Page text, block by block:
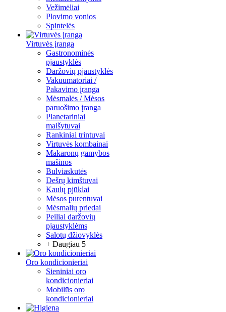
Vežimėliai
Plovimo vonios
Spintelės
Virtuvės įranga
Gastronominės
pjaustyklės
Daržovių pjaustyklės
Vakuumatoriai /
Pakavimo įranga
Mėsmalės / Mėsos
paruošimo įranga
Planetariniai
maišytuvai
Rankiniai trintuvai
Virtuvės kombainai
Makaronų gamybos
mašinos
Bulviaskutės
Dešrų kimštuvai
Kaulų pjūklai
Mėsos purentuvai
Mėsmalių priedai
Peiliai daržovių
pjaustyklėms
Salotų džiovyklės
+ Daugiau 5
Oro kondicionieriai
Sieniniai oro
kondicionieriai
Mobilūs oro
kondicionieriai